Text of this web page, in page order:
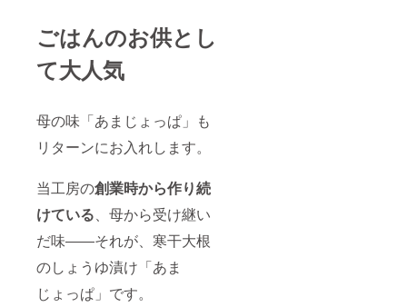
ごはんのお供とし
て大人気
母の味「あまじょっぱ」も
リターンにお入れします。
当工房の創業時から作り続
けている、母から受け継い
だ味――それが、寒干大根
のしょうゆ漬け「あま
じょっぱ」です。